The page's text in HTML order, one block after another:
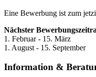
Eine Bewerbung ist zum
Nächster
1. Februar - 15. März
1. August - 15. September
Information &